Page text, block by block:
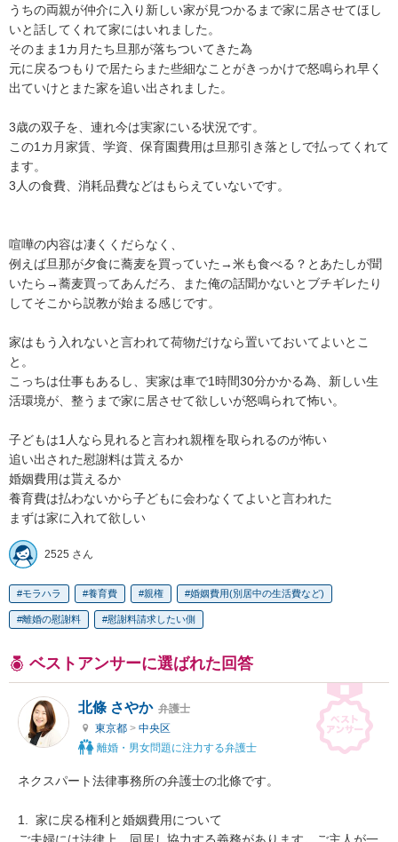
うちの両親が仲介に入り新しい家が見つかるまで家に居させてほし
いと話してくれて家にはいれました。
そのまま1カ月たち旦那が落ちついてきた為
元に戻るつもりで居たらまた些細なことがきっかけで怒鳴られ早く
出ていけとまた家を追い出されました。
3歳の双子を、連れ今は実家にいる状況です。
この1カ月家賃、学資、保育園費用は旦那引き落としで払ってくれて
ます。
3人の食費、消耗品費などはもらえていないです。
喧嘩の内容は凄くくだらなく、
例えば旦那が夕食に蕎麦を買っていた→米も食べる？とあたしが聞
いたら→蕎麦買ってあんだろ、また俺の話聞かないとブチギレたり
してそこから説教が始まる感じです。
家はもう入れないと言われて荷物だけなら置いておいてよいとこ
と。
こっちは仕事もあるし、実家は車で1時間30分かかる為、新しい生
活環境が、整うまで家に居させて欲しいが怒鳴られて怖い。
子どもは1人なら見れると言われ親権を取られるのが怖い
追い出された慰謝料は貰えるか
婚姻費用は貰えるか
養育費は払わないから子どもに会わなくてよいと言われた
まずは家に入れて欲しい
2525 さん
モラハラ 養育費 親権 婚姻費用(別居中の生活費など)
離婚の慰謝料 慰謝料請求したい側
ベストアンサーに選ばれた回答
北條 さやか 弁護士
東京都 > 中央区
離婚・男女問題に注力する弁護士
ネクスパート法律事務所の弁護士の北條です。
1.  家に戻る権利と婚姻費用について